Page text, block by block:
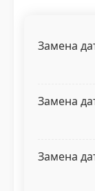
Замена
Замена
Замена